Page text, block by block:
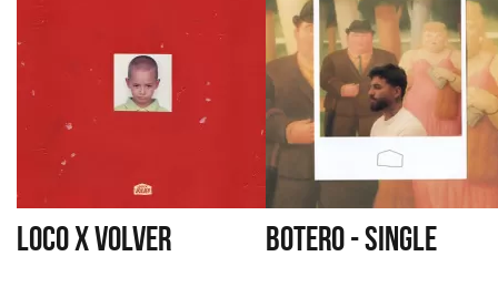
LOCO X VOLVER BOTERO - SINGLE